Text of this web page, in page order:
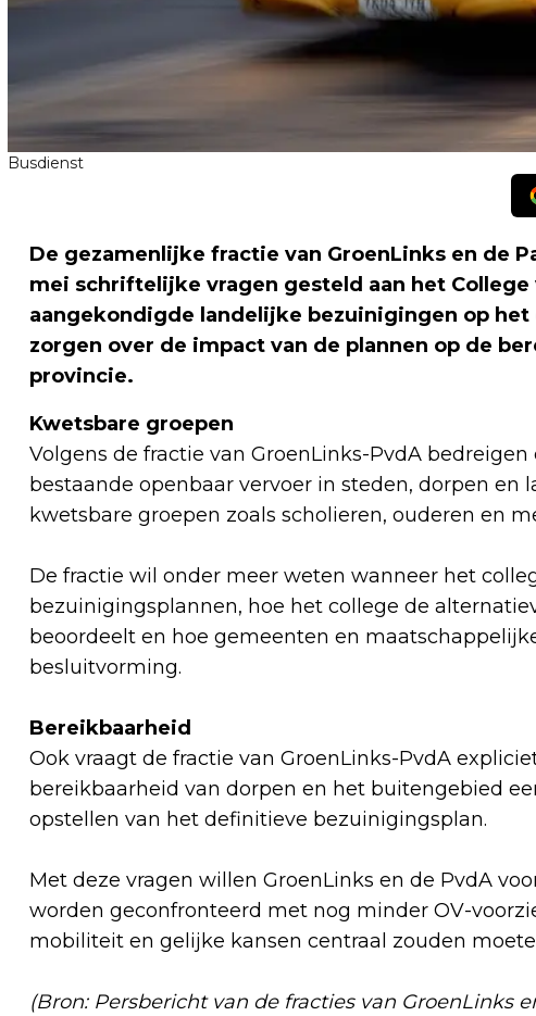
Busdienst
De gezamenlijke fractie van GroenLinks en de
mei schriftelijke vragen gesteld aan het
aangekondigde landelijke bezuinigingen op
zorgen over de impact van de plannen op de
provincie.
Kwetsbare groepen
Volgens de fractie van GroenLinks-PvdA
bestaande openbaar vervoer in steden, dorpen en
kwetsbare groepen zoals scholieren, ouderen en
De fractie wil onder meer weten wanneer het
bezuinigingsplannen, hoe het college de
beoordeelt en hoe gemeenten en
besluitvorming.
Bereikbaarheid
Ook vraagt de fractie van GroenLinks-PvdA
bereikbaarheid van dorpen en het buitengebied
opstellen van het definitieve bezuinigingsplan.
Met deze vragen willen GroenLinks en de PvdA
worden geconfronteerd met nog minder OV-
mobiliteit en gelijke kansen centraal zouden
(Bron: Persbericht van de fracties van GroenLinks